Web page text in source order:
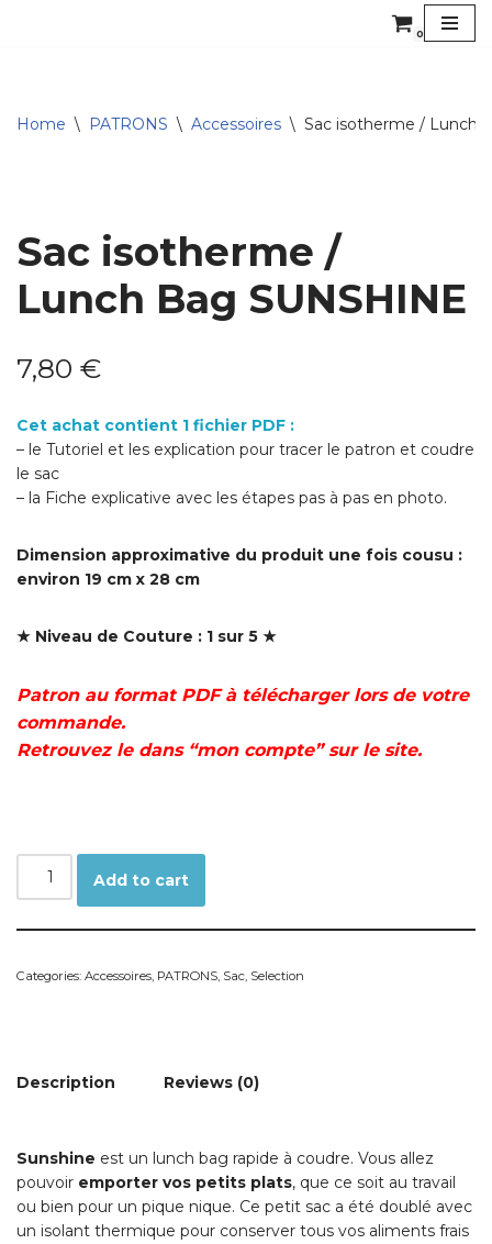
0
Home \ PATRONS \ Accessoires \ Sac isotherme / Lunch
Sac isotherme /
Lunch Bag SUNSHINE
7,80 €
Cet achat contient 1 fichier PDF :
– le Tutoriel et les explication pour tracer le patron et coudre
le sac
– la Fiche explicative avec les étapes pas à pas en photo.
Dimension approximative du produit une fois cousu :
environ 19 cm x 28 cm
★ Niveau de Couture : 1 sur 5 ★
Patron au format PDF à télécharger lors de votre
commande.
Retrouvez le dans “mon compte” sur le site.
Add to cart
Categories: Accessoires, PATRONS, Sac, Selection
Description Reviews (0)
Sunshine est un lunch bag rapide à coudre. Vous allez
pouvoir emporter vos petits plats, que ce soit au travail
ou bien pour un pique nique. Ce petit sac a été doublé avec
un isolant thermique pour conserver tous vos aliments frais